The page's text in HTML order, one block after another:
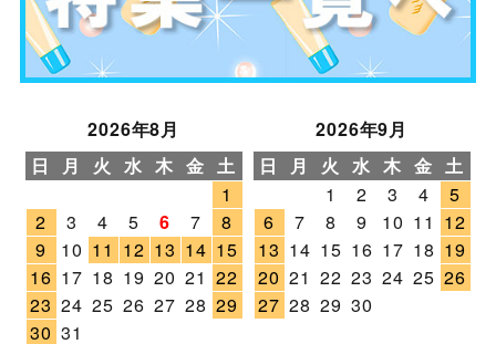
2026年8月
日
月 火 水 木 金 土
1
2
3 4 5 6 7
8
9
10 11 12 13 14 15
16 17 18 19 20 21 22
23 24 25 26 27 28 29
30 31
2026年9月
日
月 火 水 木 金 土
1
2 3 4
5
6
7 8 9 10 11 12
13 14 15 16 17 18 19
20 21 22 23 24 25 26
27 28 29 30